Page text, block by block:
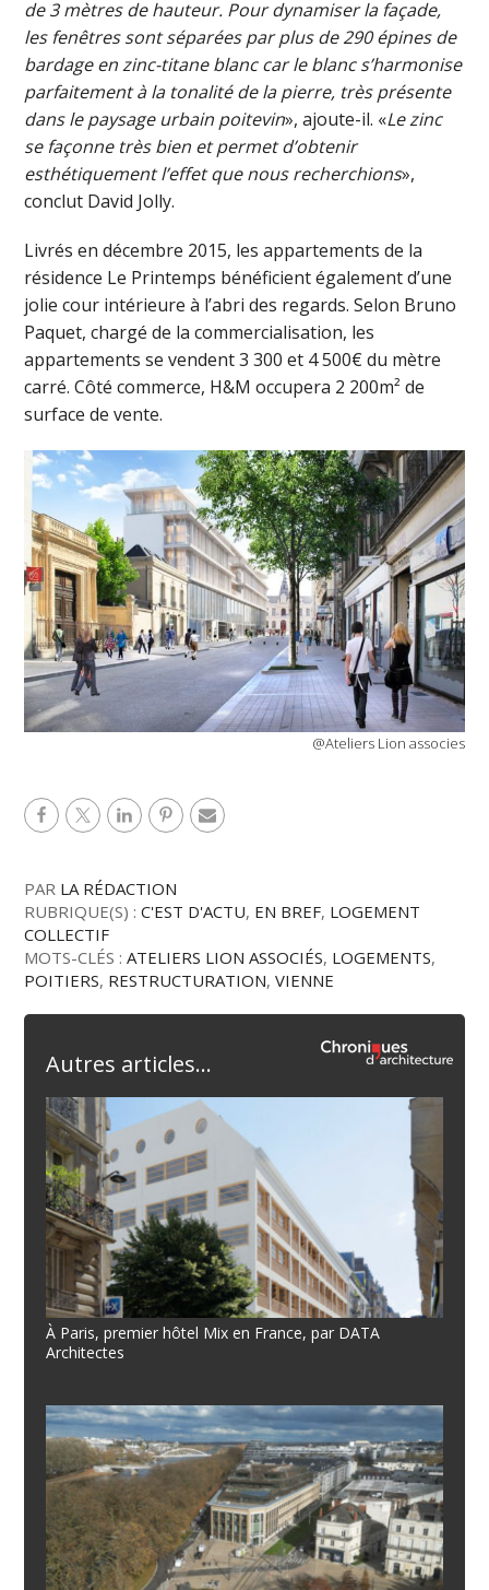
de 3 mètres de hauteur. Pour dynamiser la façade,
les fenêtres sont séparées par plus de 290 épines de
bardage en zinc-titane blanc car le blanc s’harmonise
parfaitement à la tonalité de la pierre, très présente
dans le paysage urbain poitevin», ajoute-il. «Le zinc
se façonne très bien et permet d’obtenir
esthétiquement l’effet que nous recherchions»,
conclut David Jolly.
Livrés en décembre 2015, les appartements de la
résidence Le Printemps bénéficient également d’une
jolie cour intérieure à l’abri des regards. Selon Bruno
Paquet, chargé de la commercialisation, les
appartements se vendent 3 300 et 4 500€ du mètre
carré. Côté commerce, H&M occupera 2 200m² de
surface de vente.
@Ateliers Lion associes
PAR LA RÉDACTION
RUBRIQUE(S) :C'EST D'ACTU, EN BREF, LOGEMENT
COLLECTIF
MOTS-CLÉS :ATELIERS LION ASSOCIÉS, LOGEMENTS,
POITIERS, RESTRUCTURATION,VIENNE
Autres articles...
À Paris, premier hôtel Mix en France, par DATA
Architectes